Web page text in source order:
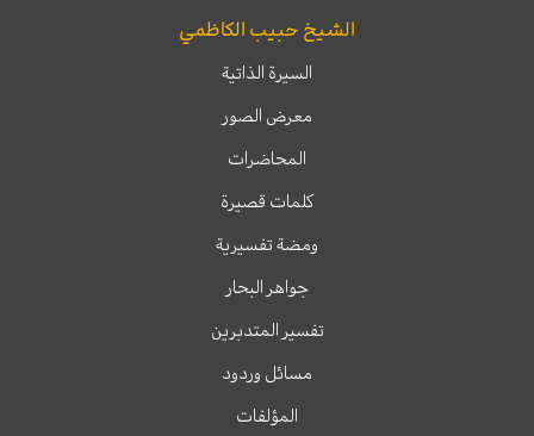
الشيخ حبيب الكاظمي
السيرة الذاتية
معرض الصور
المحاضرات
كلمات قصيرة
ومضة تفسيرية
جواهر البحار
تفسير المتدبرين
مسائل وردود
المؤلفات